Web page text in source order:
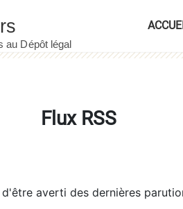
Flux RSS
averti des dernières